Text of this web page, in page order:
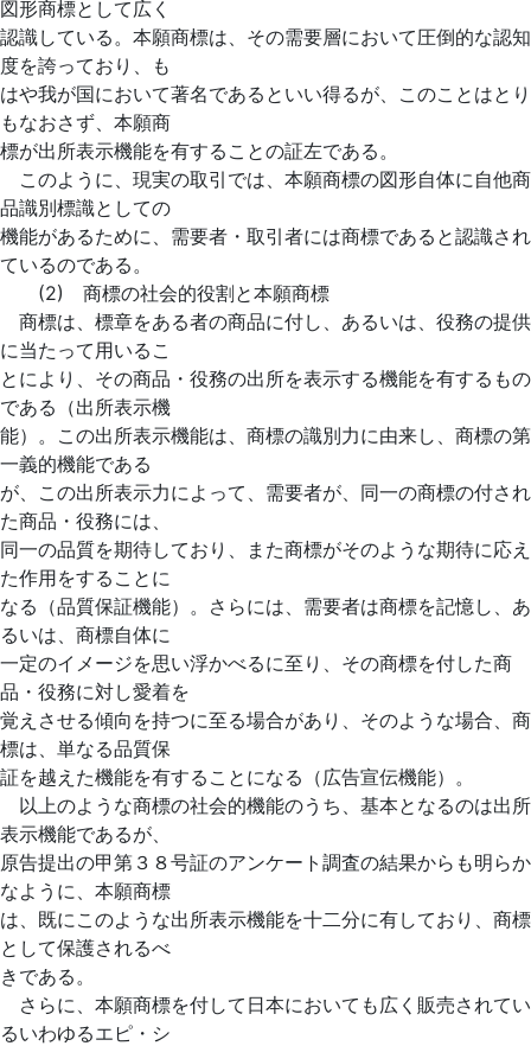
図形商標として広く
認識している。本願商標は、その需要層において圧倒的な認知
度を誇っており、も
はや我が国において著名であるといい得るが、このことはとり
もなおさず、本願商
標が出所表示機能を有することの証左である。
このように、現実の取引では、本願商標の図形自体に自他商
品識別標識としての
機能があるために、需要者・取引者には商標であると認識され
ているのである。
(2) 商標の社会的役割と本願商標
商標は、標章をある者の商品に付し、あるいは、役務の提供
に当たって用いるこ
とにより、その商品・役務の出所を表示する機能を有するもの
である（出所表示機
能）。この出所表示機能は、商標の識別力に由来し、商標の第
一義的機能である
が、この出所表示力によって、需要者が、同一の商標の付され
た商品・役務には、
同一の品質を期待しており、また商標がそのような期待に応え
た作用をすることに
なる（品質保証機能）。さらには、需要者は商標を記憶し、あ
るいは、商標自体に
一定のイメージを思い浮かべるに至り、その商標を付した商
品・役務に対し愛着を
覚えさせる傾向を持つに至る場合があり、そのような場合、商
標は、単なる品質保
証を越えた機能を有することになる（広告宣伝機能）。
以上のような商標の社会的機能のうち、基本となるのは出所
表示機能であるが、
原告提出の甲第３８号証のアンケート調査の結果からも明らか
なように、本願商標
は、既にこのような出所表示機能を十二分に有しており、商標
として保護されるべ
きである。
さらに、本願商標を付して日本においても広く販売されてい
るいわゆるエピ・シ